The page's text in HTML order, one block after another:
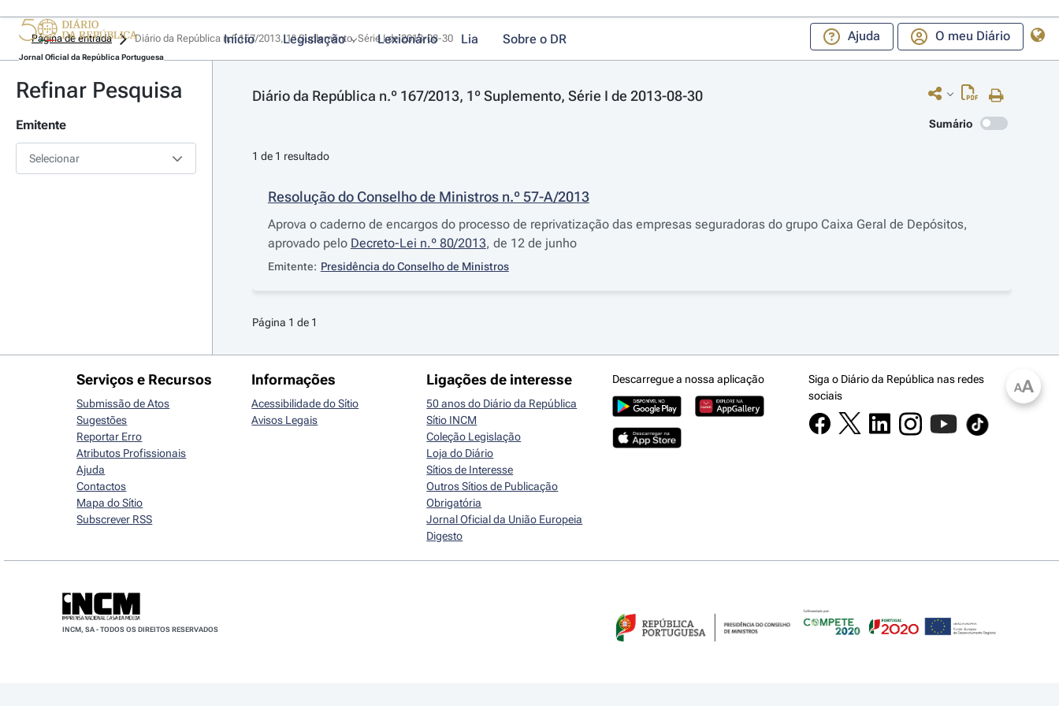
Jornal Oficial da República Portuguesa
Início Legislação Lexionário Lia Sobre o DR Ajuda O meu Diário
Página de entrada Diário da República n.º 167/2013, 1º Suplemento, Série I de 2013-08-30
Refinar Pesquisa
Emitente
Selecionar
Diário da República n.º 167/2013, 1º Suplemento, Série I de 2013-08-30
Sumário
1 de 1 resultado
Resolução do Conselho de Ministros n.º 57-A/2013
Aprova o caderno de encargos do processo de reprivatização das empresas seguradoras do grupo Caixa Geral de Depósitos,
aprovado pelo Decreto-Lei n.º 80/2013, de 12 de junho
Emitente: Presidência do Conselho de Ministros
Página 1 de 1
AA
Serviços e Recursos
Submissão de Atos
Sugestões
Reportar Erro
Atributos Profissionais
Ajuda
Contactos
Mapa do Sítio
Subscrever RSS
Informações
Acessibilidade do Sítio
Avisos Legais
Ligações de interesse
50 anos do Diário da República
Sítio INCM
Coleção Legislação
Loja do Diário
Sítios de Interesse
Outros Sítios de Publicação
Obrigatória
Jornal Oficial da União Europeia
Digesto
Descarregue a nossa aplicação
Siga o Diário da República nas redes
sociais
INCM, SA - TODOS OS DIREITOS RESERVADOS